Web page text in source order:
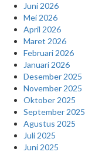
Juni 2026
Mei 2026
April 2026
Maret 2026
Februari 2026
Januari 2026
Desember 2025
November 2025
Oktober 2025
September 2025
Agustus 2025
Juli 2025
Juni 2025